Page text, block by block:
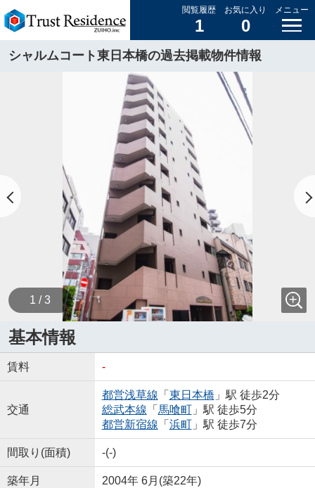
閲覧履歴
1
お気に入り
0
メニュー
シャルムコート東日本橋の過去掲載物件情報
1 / 3
基本情報
賃料 -
交通
都営浅草線 「 東日本橋 」駅 徒歩2分
総武本線 「 馬喰町」駅 徒歩5分
都営新宿線 「 浜町」駅 徒歩7分
間取り(面積) -(-)
築年月 2004年 6月(築22年)